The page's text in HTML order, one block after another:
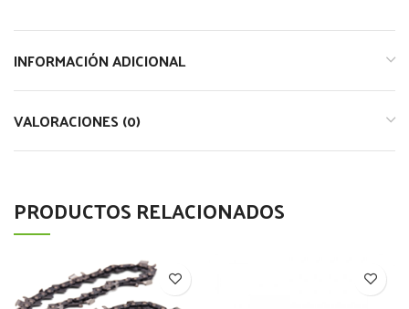
INFORMACIÓN ADICIONAL
VALORACIONES (0)
PRODUCTOS RELACIONADOS